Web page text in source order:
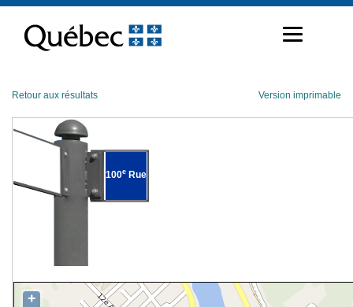
contenu
Retour aux résultats Version imprimable
100e Rue
+